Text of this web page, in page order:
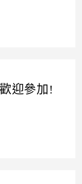
迎參加!